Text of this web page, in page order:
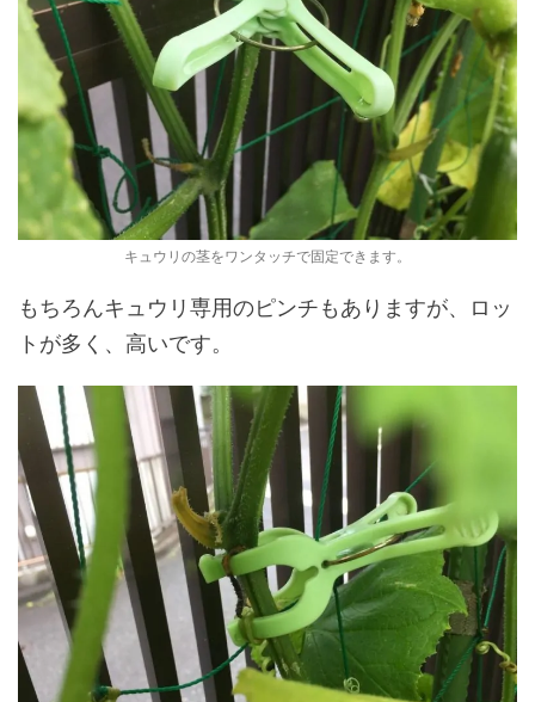
キュウリの茎をワンタッチで固定できます。
もちろんキュウリ専用のピンチもありますが、ロッ
トが多く、高いです。